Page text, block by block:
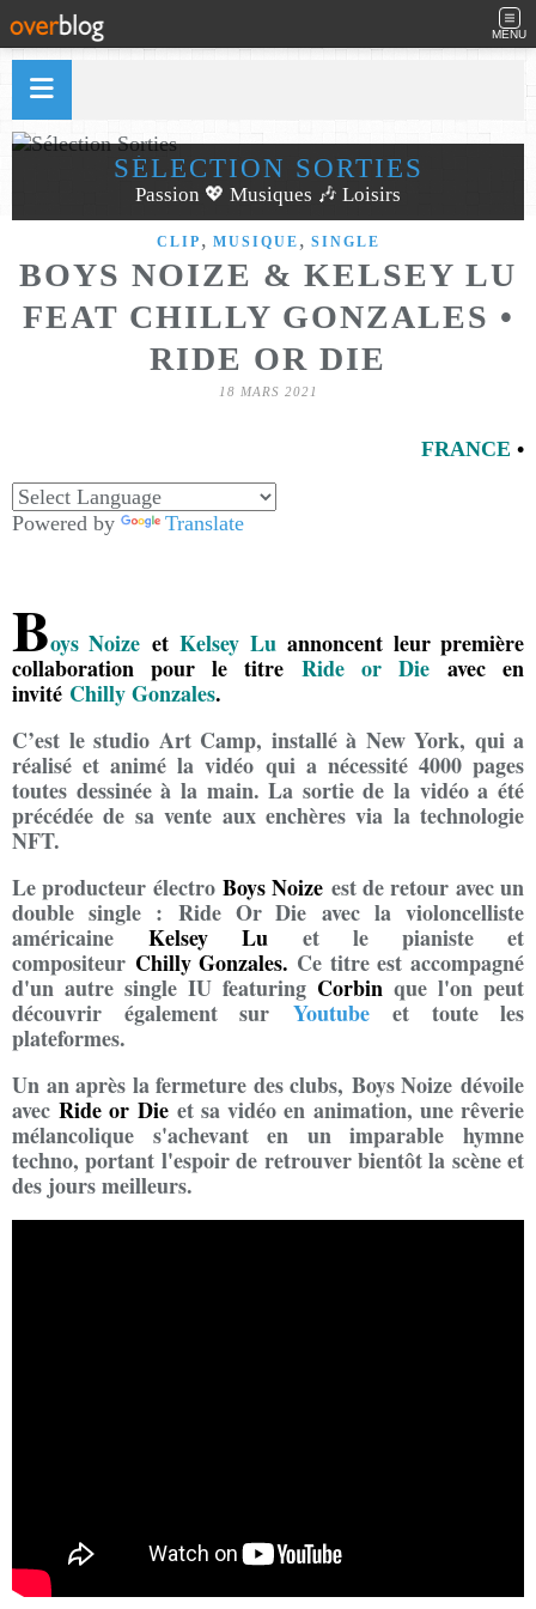
MENU
SÉLECTION SORTIES
Passion 💖 Musiques 🎶 Loisirs
CLIP , MUSIQUE , SINGLE
BOYS NOIZE & KELSEY LU
FEAT CHILLY GONZALES •
RIDE OR DIE
18 MARS 2021
FRANCE •
Powered by Translate
Boys Noize etKelsey Luannoncent leur première
collaboration pour le titre Ride or Die avec en
invité Chilly Gonzales.
C’est le studio Art Camp, installé à New York, qui a
réalisé et animé la vidéo qui a nécessité 4000 pages
toutes dessinée à la main. La sortie de la vidéo a été
précédée de sa vente aux enchères via la technologie
NFT.
Le producteur électro Boys Noize est de retour avec un
double single : Ride Or Die avec la violoncelliste
américaine Kelsey Lu et le pianiste et
compositeur Chilly Gonzales. Ce titre est accompagné
d'un autre single IU featuring Corbin que l'on peut
découvrir également sur Youtubeet toute les
plateformes.
Un an après la fermeture des clubs, Boys Noize dévoile
avecRide or Dieet sa vidéo en animation, une rêverie
mélancolique s'achevant en un imparable hymne
techno, portant l'espoir de retrouver bientôt la scène et
des jours meilleurs.